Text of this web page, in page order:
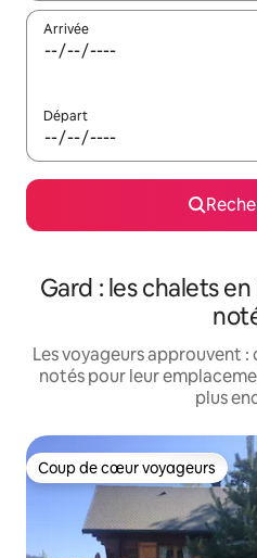
Arrivée
Départ
Gard : les chalets
Les voyageurs approuvent
notés pour leur
plus
Coup de cœur voyageurs
Coup de cœur voyageurs